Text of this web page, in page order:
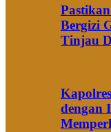
Bergizi
Tinjau
dengan